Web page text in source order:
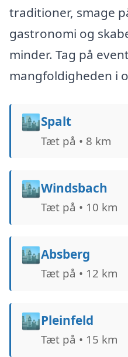
traditioner, smage
gastronomi og
minder. Tag på
mangfoldigheden i
🏙️Spalt
Tæt på • 8 km
🏙️Windsbach
Tæt på • 10 km
🏙️Absberg
Tæt på • 12 km
🏙️Pleinfeld
Tæt på • 15 km